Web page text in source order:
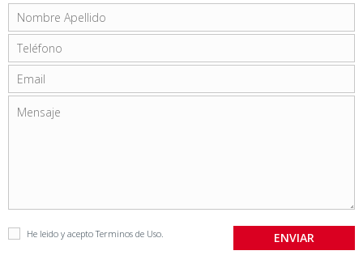
He leido y aceptoTerminos de Uso